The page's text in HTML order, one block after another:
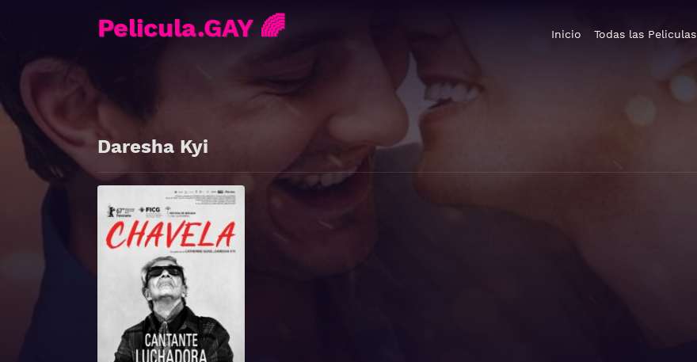
Pelicula.GAY 🌈 Inicio Todas las Peliculas
Daresha Kyi